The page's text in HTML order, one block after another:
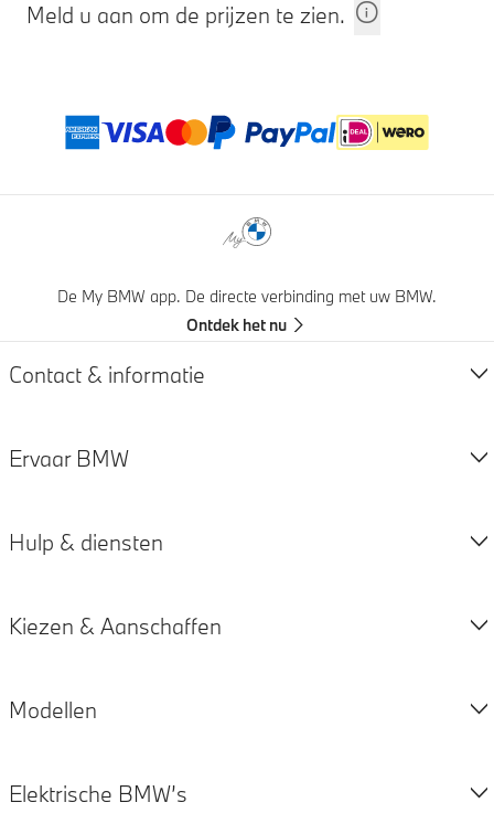
Meld u aan om de prijzen te zien.
Betaalmethoden